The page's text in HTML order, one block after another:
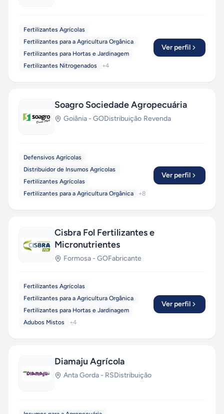
Fertilizantes Agrícolas
Fertilizantes para a Agricultura Orgânica
Fertilizantes para Hortas e Jardinagem
Fertilizantes Nitrogenados
+4
Ver perfil
Soagro Sociedade Agropecuária
Goiânia - GODistribuição·Revenda
Defensivos Agrícolas
Distribuidor de Insumos Agrícolas
Fertilizantes Agrícolas
Fertilizantes para a Agricultura Orgânica
+8
Ver perfil
Cisbra Fol Fertilizantes e
Micronutrientes
Formosa - GOFabricante
Fertilizantes Agrícolas
Fertilizantes para a Agricultura Orgânica
Fertilizantes para Hortas e Jardinagem
Adubos Mistos
+4
Ver perfil
Diamaju Agrícola
Anta Gorda - RSDistribuição